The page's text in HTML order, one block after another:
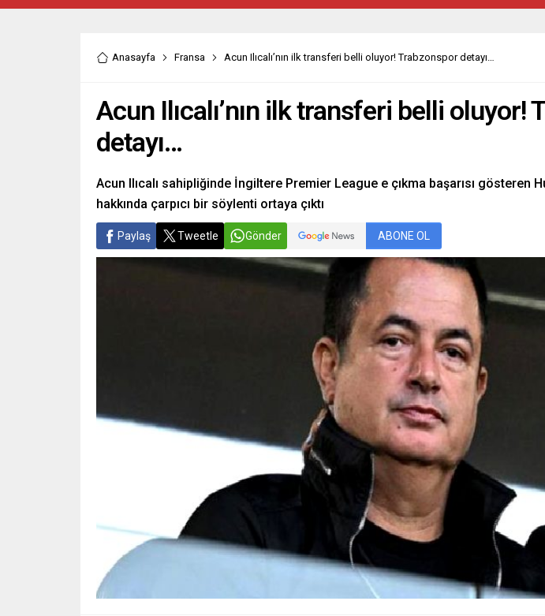
Anasayfa Fransa Acun Ilıcalı’nın ilk transferi belli oluyor! Trabzonspor detayı…
Acun Ilıcalı’nın ilk transferi belli oluyor!
detayı…
Acun Ilıcalı sahipliğinde İngiltere Premier League e çıkma başarısı gösteren
hakkında çarpıcı bir söylenti ortaya çıktı
Paylaş Tweetle Gönder ABONE OL